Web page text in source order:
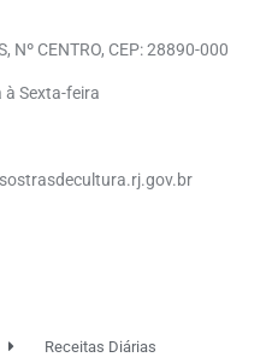
Nº CENTRO, CEP: 28890-000
à Sexta-feira
Receitas Diárias